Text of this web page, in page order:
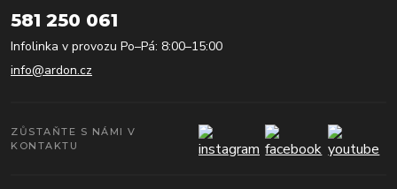
581 250 061
Infolinka v provozu Po–Pá: 8:00–15:00
info@ardon.cz
ZŮSTAŇTE S NÁMI V
KONTAKTU